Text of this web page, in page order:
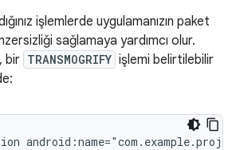
işlemlerde uygulamanızın paket
sağlamaya yardımcı olur.
bir TRANSMOGRIFY işlemi belirtilebilir